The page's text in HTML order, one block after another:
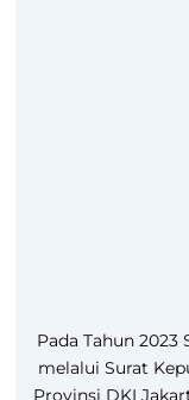
Pada Tahun
melalui Surat
Provinsi DKI